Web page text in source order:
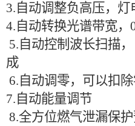
3.自动调整负高压，灯
4.自动转换光谱带宽，
5.自动控制波长扫描
成
6.自动调零，可以扣
7.自动能量调节
8.全方位燃气泄漏保